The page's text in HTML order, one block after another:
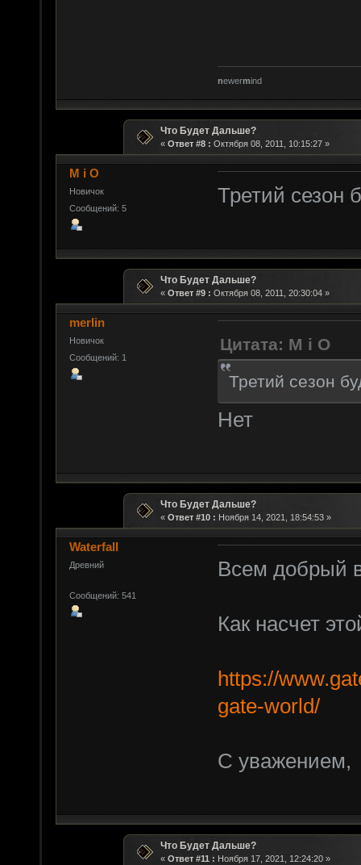
newermind
Что Будет Дальше?
« Ответ #8 : Октября 08, 2011, 10:15:27 »
M i O
Новичок
Сообщений: 5
Третий сезон
Что Будет Дальше?
« Ответ #9 : Октября 08, 2011, 20:30:04 »
merlin
Новичок
Сообщений: 1
Цитата: M i O
Третий сезон
Нет
Что Будет Дальше?
« Ответ #10 : Ноября 14, 2021, 18:54:53 »
Waterfall
Древний
Сообщений: 541
Всем добрый
Как насчет
https://
gate-world/
С уважением,
Что Будет Дальше?
« Ответ #11 : Ноября 17, 2021, 12:24:20 »